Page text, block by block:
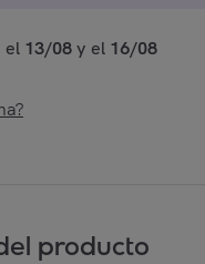
el 13/08y el 16/08
producto